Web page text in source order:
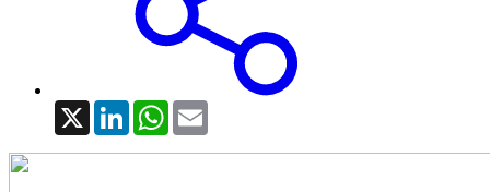
X LinkedInWhatsApp